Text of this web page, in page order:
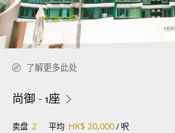
了解更多此处
尚御 - 1座
卖盘 2 平均 HK$ 20,000/ 呎